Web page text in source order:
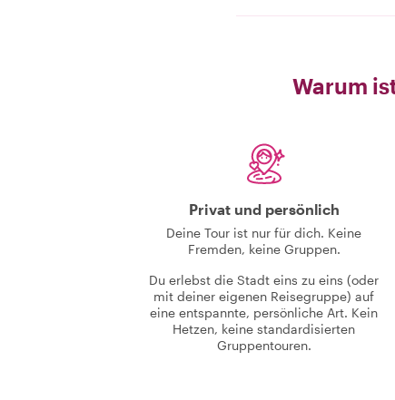
Warum
Privat und persönlich
Deine Tour ist nur für dich. Keine
Fremden, keine Gruppen.
Du erlebst die Stadt eins zu eins (oder
mit deiner eigenen Reisegruppe) auf
eine entspannte, persönliche Art. Kein
Hetzen, keine standardisierten
Gruppentouren.